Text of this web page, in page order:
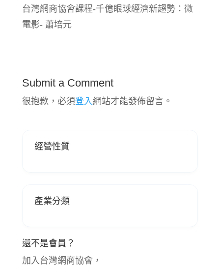
台灣網商協會課程-千億眼球經濟新趨勢：微
電影- 蕭培元
Submit a Comment
很抱歉，必須登入 網站才能發佈留言。
經營性質
產業分類
還不是會員？
加入台灣網商協會，